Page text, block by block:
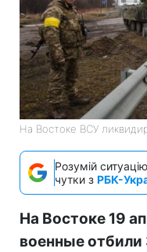
На Востоке ВСУ
Розумій
чутки з РБК-
На Востоке 19
военные отбили